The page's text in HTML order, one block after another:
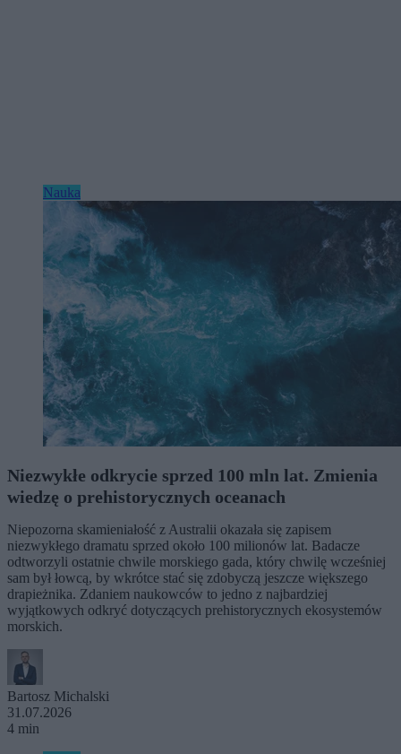
Nauka
Niezwykłe odkrycie sprzed 100 mln lat. Zmienia
wiedzę o prehistorycznych oceanach
Niepozorna skamieniałość z Australii okazała się zapisem
niezwykłego dramatu sprzed około 100 milionów lat. Badacze
odtworzyli ostatnie chwile morskiego gada, który chwilę wcześniej
sam był łowcą, by wkrótce stać się zdobyczą jeszcze większego
drapieżnika. Zdaniem naukowców to jedno z najbardziej
wyjątkowych odkryć dotyczących prehistorycznych ekosystemów
morskich.
Bartosz Michalski
31.07.2026
4 min